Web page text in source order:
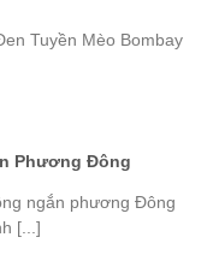
Tuyền Mèo Bombay
Phương Đông
ngắn phương Đông
[...]